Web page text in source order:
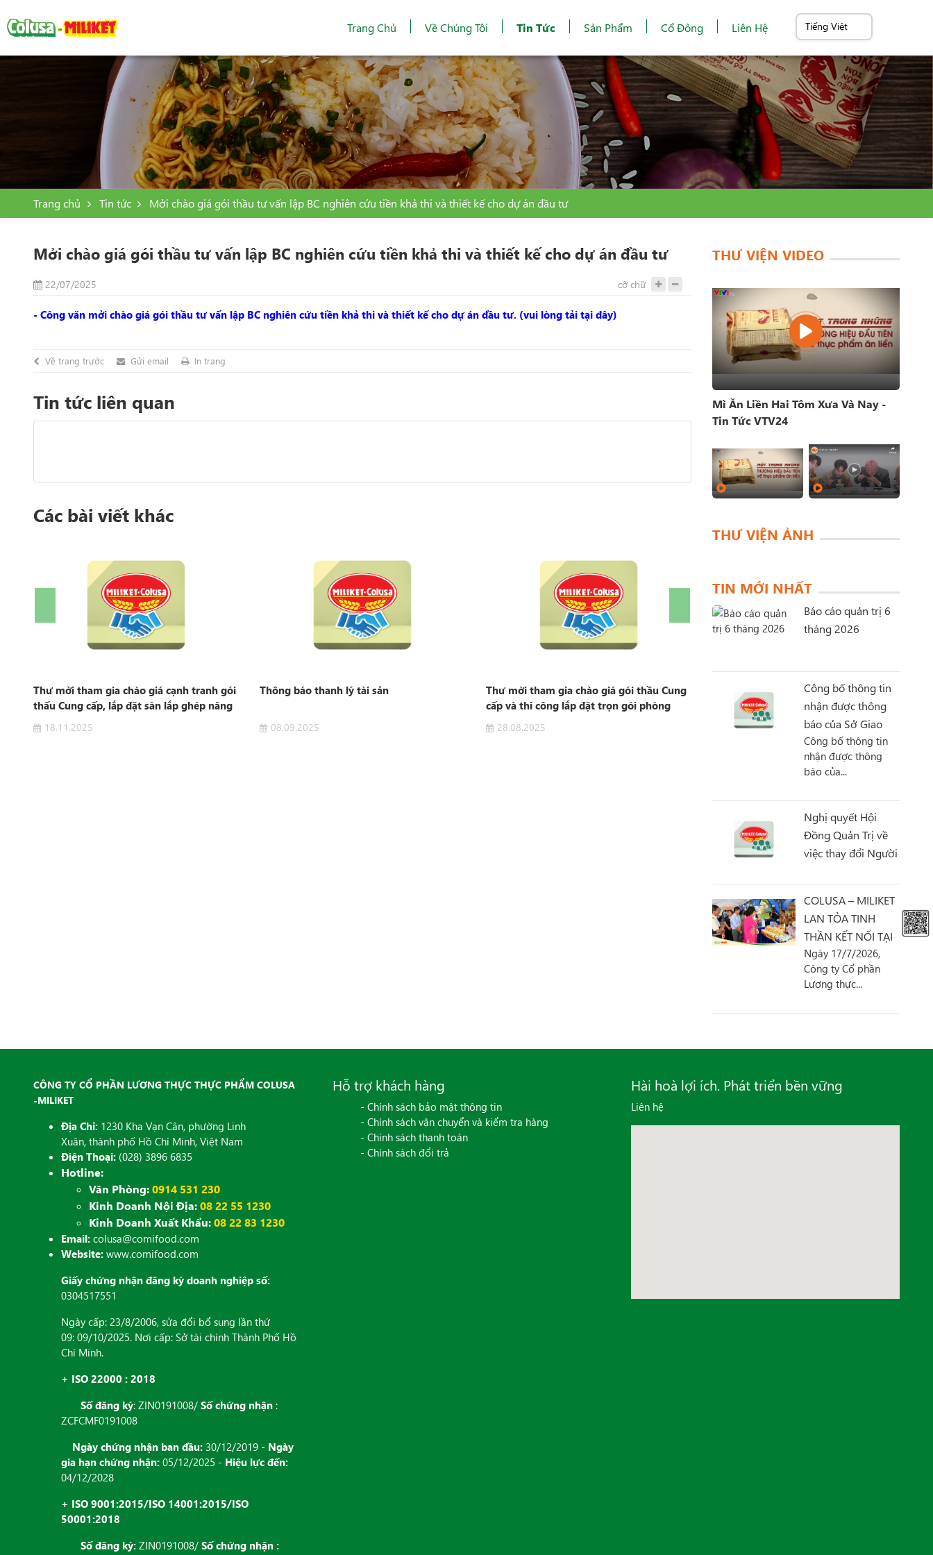
Trang Chủ Về Chúng Tôi Tin Tức Sản Phẩm Cổ Đông Liên Hệ
Trang chủ Tin tức Mởi chào giá gói thầu tư vấn lập BC nghiên cứu tiền khả thi và thiết kế cho dự án đầu tư
Mởi chào giá gói thầu tư vấn lập BC nghiên cứu tiền khả thi và thiết kế cho dự án đầu tư
22/07/2025 cỡ chữ
- Công văn mởi chào giá gói thầu tư vấn lập BC nghiên cứu tiền khả thi và thiết kế cho dự án đầu tư. (vui lòng tải tại đây)
Về trang trước Gửi email In trang
Tin tức liên quan
Các bài viết khác
Thư mời tham gia chào giá cạnh tranh gói
thấu Cung cấp, lắp đặt sàn lắp ghép nâng
sàn khu vực sản xuất
18.11.2025
Thông báo thanh lý tài sản
08.09.2025
Thư mời tham gia chào giá gói thầu Cung
cấp và thi công lắp đặt trọn gói phòng
mát 0 đến 10 độ C
28.08.2025
Thông báo gia hạn thời gian nộp hồ sơ
chào giá Thi công sửa chữa hạ tầng kho
chứa hàng để đáp ứng hồ sơ thiết kế PCCC
21.08.2025
THƯ VIỆN VIDEO
Mì Ăn Liền Hai Tôm Xưa Và Nay -
Tin Tức VTV24
THƯ VIỆN ẢNH
TIN MỚI NHẤT
Báo cáo quản trị 6
tháng 2026
Công bố thông tin
nhận được thông
báo của Sở Giao
Dịch Hà Nội
Công bố thông tin
nhận được thông
báo của...
Nghị quyết Hội
Đồng Quản Trị về
việc thay đổi Người
của công ty
COLUSA – MILIKET
LAN TỎA TINH
THẦN KẾT NỐI TẠI
HỘI NGHỊ DOANH
NGHIỆP PHƯỜNG
LINH XUÂN
Ngày 17/7/2026,
Công ty Cổ phần
Lương thực...
CÔNG TY CỔ PHẦN LƯƠNG THỰC THỰC PHẨM COLUSA
-MILIKET
Địa Chỉ: 1230 Kha Vạn Cân, phường Linh
Xuân, thành phố Hồ Chí Minh, Việt Nam
Điện Thoại: (028) 3896 6835
Hotline:
Văn Phòng:0914 531 230
Kinh Doanh Nội Địa:08 22 55 1230
Kinh Doanh Xuất Khẩu:08 22 83 1230
Email: colusa@comifood.com
Website: www.comifood.com
Giấy chứng nhận đăng ký doanh nghiệp số:
0304517551
Ngày cấp: 23/8/2006, sửa đổi bổ sung lần thứ
09: 09/10/2025. Nơi cấp: Sở tài chính Thành Phố Hồ
Chí Minh.
+ ISO 22000 : 2018
Số đăng ký: ZIN0191008/ Số chứng nhận :
ZCFCMF0191008
Ngày chứng nhận ban đầu: 30/12/2019 - Ngày
gia hạn chứng nhận: 05/12/2025 - Hiệu lực đến:
04/12/2028
+ ISO 9001:2015/ISO 14001:2015/ISO
50001:2018
Số đăng ký: ZIN0191008/ Số chứng nhận :
Hỗ trợ khách hàng
- Chính sách bảo mật thông tin
- Chính sách vận chuyển và kiểm tra hàng
- Chính sách thanh toán
- Chính sách đổi trả
Hài hoà lợi ích. Phát triển bền vững
Liên hệ